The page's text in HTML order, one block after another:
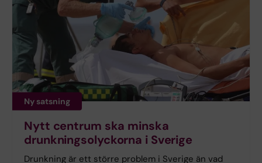
Ny satsning
Nytt centrum ska minska
drunkningsolyckorna i Sverige
Drunkning är ett större problem i Sverige än vad